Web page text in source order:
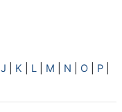
J K L M N O P